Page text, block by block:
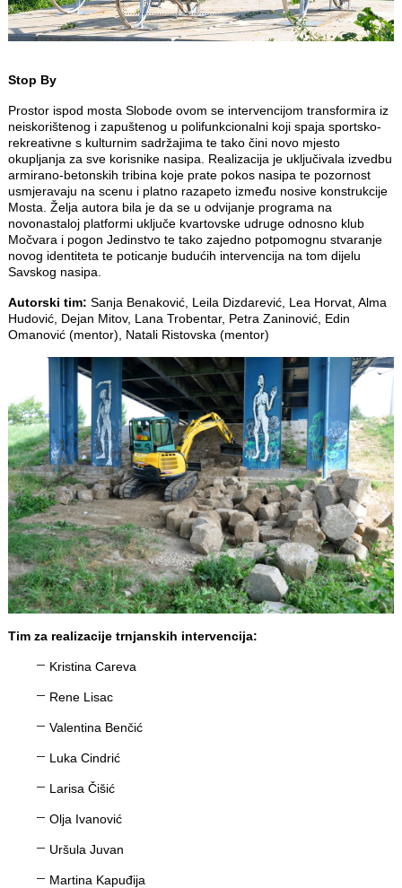
Stop By
Prostor ispod mosta Slobode ovom se intervencijom transformira iz
neiskorištenog i zapuštenog u polifunkcionalni koji spaja sportsko-
rekreativne s kulturnim sadržajima te tako čini novo mjesto
okupljanja za sve korisnike nasipa. Realizacija je uključivala izvedbu
armirano-betonskih tribina koje prate pokos nasipa te pozornost
usmjeravaju na scenu i platno razapeto između nosive konstrukcije
Mosta. Želja autora bila je da se u odvijanje programa na
novonastaloj platformi uključe kvartovske udruge odnosno klub
Močvara i pogon Jedinstvo te tako zajedno potpomognu stvaranje
novog identiteta te poticanje budućih intervencija na tom dijelu
Savskog nasipa.
Autorski tim: Sanja Benaković, Leila Dizdarević, Lea Horvat, Alma
Hudović, Dejan Mitov, Lana Trobentar, Petra Zaninović, Edin
Omanović (mentor), Natali Ristovska (mentor)
Tim za realizacije trnjanskih intervencija:
Kristina Careva
Rene Lisac
Valentina Benčić
Luka Cindrić
Larisa Čišić
Olja Ivanović
Uršula Juvan
Martina Kapuđija